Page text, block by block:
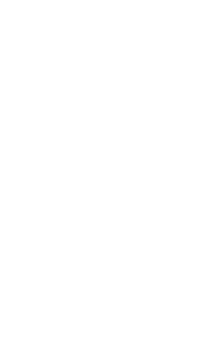
أهداف
وقف جميع
منها لأن
العالمية
لم يكن من